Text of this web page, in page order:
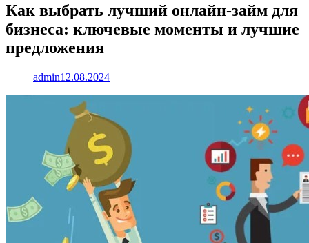
Как выбрать лучший онлайн-займ для
бизнеса: ключевые моменты и лучшие
предложения
admin12.08.2024